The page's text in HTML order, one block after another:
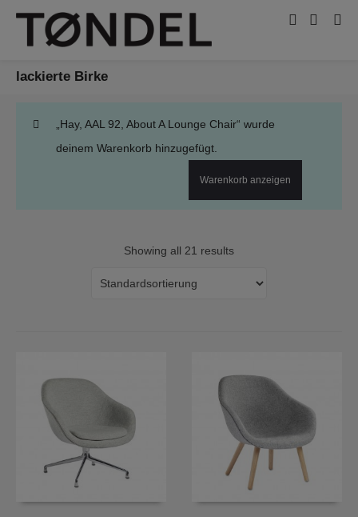
lackierte Birke
„Hay, AAL 92, About A Lounge Chair“ wurde
deinem Warenkorb hinzugefügt.
Warenkorb anzeigen
Showing all 21 results